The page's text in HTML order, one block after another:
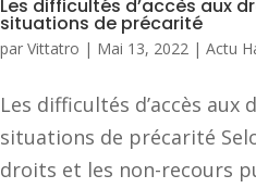
Les difficultés d’accès aux
situations de précarité
par Vittatro | Mai 13, 2022 | Actu
Les difficultés d’accès
situations de précarité
droits et les non-recours